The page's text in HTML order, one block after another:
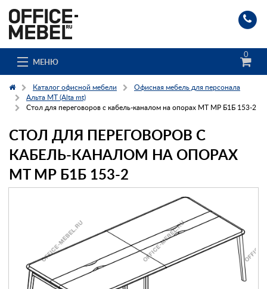
МЕНЮ
0
О компании
Доставка и сборка
Заказ каталога
Контакты
Каталог офисной мебели
Офисная мебель для персонала
Альта МТ (Alta mt)
Стол для переговоров с кабель-каналом на опорах MT МР Б1Б 153-2
СТОЛ ДЛЯ ПЕРЕГОВОРОВ С
КАБЕЛЬ-КАНАЛОМ НА ОПОРАХ
MT МР Б1Б 153-2